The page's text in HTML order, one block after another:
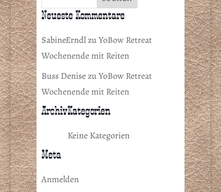
Neueste Kommentare
SabineErndlzuYoBow Retreat
Wochenende mit Reiten
Buss DenisezuYoBow Retreat
Wochenende mit Reiten
ArchivKategorien
Keine Kategorien
Meta
Anmelden